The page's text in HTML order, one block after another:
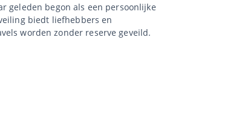
geleden begon als een persoonlijke
biedt liefhebbers en
worden zonder reserve geveild.